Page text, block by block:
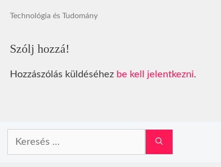
Technológia és Tudomány
Szólj hozzá!
Hozzászólás küldéséhez be kell jelentkezni.